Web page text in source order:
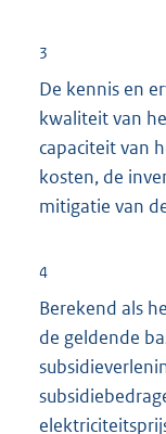
3
De kennis en
kwaliteit van
capaciteit van
kosten, de
mitigatie van
4
Berekend als
de geldende